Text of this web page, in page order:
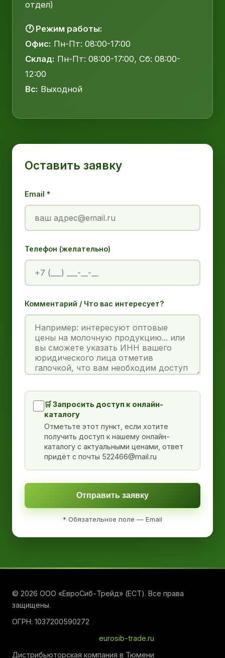
отдел)
🕐 Режим работы:
Офис: Пн-Пт: 08:00-17:00
Склад: Пн-Пт: 08:00-17:00, Сб: 08:00-
12:00
Вс: Выходной
Оставить заявку
Email *
Телефон (желательно)
Комментарий / Что вас интересует?
🛒 Запросить доступ к онлайн-
каталогу
Отметьте этот пункт, если хотите
получить доступ к нашему онлайн-
каталогу с актуальными ценами, ответ
придёт с почты 522466@mail.ru
Отправить заявку
* Обязательное поле — Email
© 2026 ООО «ЕвроСиб-Трейд» (ЕСТ). Все права
защищены.
ОГРН: 1037200590272
eurosib-trade.ru
Дистрибьюторская компания в Тюмени